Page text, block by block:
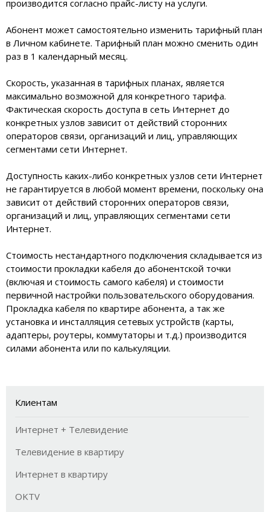
производится согласно прайс-листу на услуги.
Абонент может самостоятельно изменить тарифный план
в Личном кабинете. Тарифный план можно сменить один
раз в 1 календарный месяц.
Скорость, указанная в тарифных планах, является
максимально возможной для конкретного тарифа.
Фактическая скорость доступа в сеть Интернет до
конкретных узлов зависит от действий сторонних
операторов связи, организаций и лиц, управляющих
сегментами сети Интернет.
Доступность каких-либо конкретных узлов сети Интернет
не гарантируется в любой момент времени, поскольку она
зависит от действий сторонних операторов связи,
организаций и лиц, управляющих сегментами сети
Интернет.
Стоимость нестандартного подключения складывается из
стоимости прокладки кабеля до абонентской точки
(включая и стоимость самого кабеля) и стоимости
первичной настройки пользовательского оборудования.
Прокладка кабеля по квартире абонента, а так же
установка и инсталляция сетевых устройств (карты,
адаптеры, роутеры, коммутаторы и т.д.) производится
силами абонента или по калькуляции.
Клиентам
Интернет + Телевидение
Телевидение в квартиру
Интернет в квартиру
OKTV